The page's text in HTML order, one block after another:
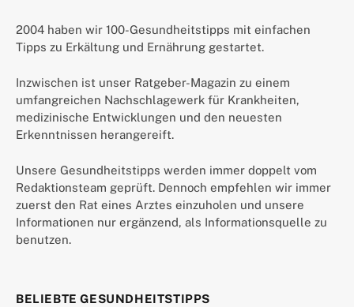
2004 haben wir 100-Gesundheitstipps mit einfachen
Tipps zu Erkältung und Ernährung gestartet.
Inzwischen ist unser Ratgeber-Magazin zu einem
umfangreichen Nachschlagewerk für Krankheiten,
medizinische Entwicklungen und den neuesten
Erkenntnissen herangereift.
Unsere Gesundheitstipps werden immer doppelt vom
Redaktionsteam geprüft. Dennoch empfehlen wir immer
zuerst den Rat eines Arztes einzuholen und unsere
Informationen nur ergänzend, als Informationsquelle zu
benutzen.
BELIEBTE GESUNDHEITSTIPPS